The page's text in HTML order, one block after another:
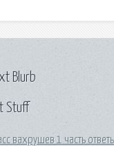
Stuff
вахрушев 1 часть
Blurb